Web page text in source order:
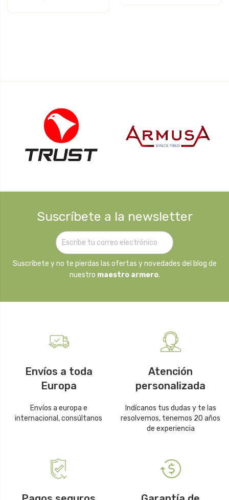
Suscríbete a la newsletter
Suscríbete y no te pierdas las ofertas y novedades del blog de
nuestro maestro armero.
Envíos a toda
Europa
Envíos a europa e
internacional, consúltanos
Atención
personalizada
Indícanos tus dudas y te las
resolvemos, tenemos 20 años
de experiencia